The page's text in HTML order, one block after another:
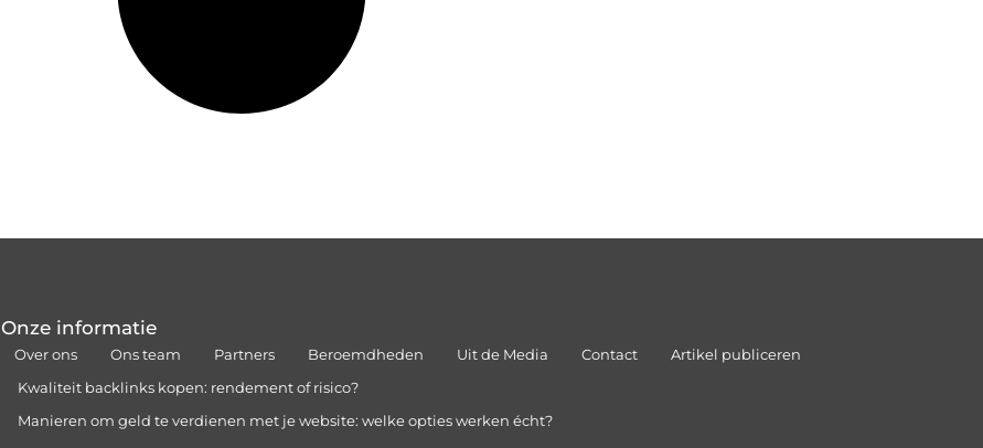
Onze informatie
Over ons Ons team Partners Beroemdheden Uit de Media Contact
Artikel publiceren
Kwaliteit backlinks kopen: rendement of risico?
Manieren om geld te verdienen met je website: welke opties werken écht?